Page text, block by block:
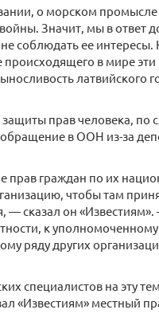
о морском промысле
Значит, мы в ответ
соблюдать ее
в мире эти
латвийского
прав человека, по
в ООН из-за
граждан по их
чтобы там
— сказал он
к
ряду других
специалистов на эту
«Известиям» местный